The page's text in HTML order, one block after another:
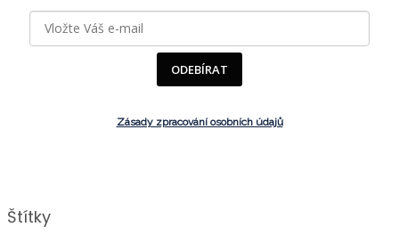
ODEBÍRAT
Zásady zpracování osobních údajů
Štítky